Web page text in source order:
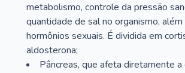
metabolismo, controle da pressão
quantidade de sal no organismo,
hormônios sexuais. É dividida em
aldosterona;
Pâncreas, que afeta diretamente